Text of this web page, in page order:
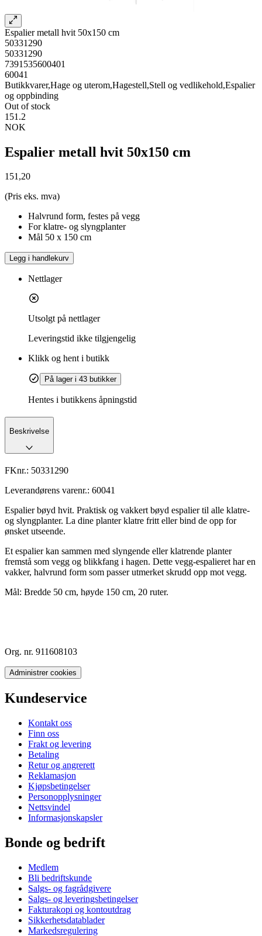
Espalier metall hvit 50x150 cm
50331290
50331290
7391535600401
60041
Butikkvarer,Hage og uterom,Hagestell,Stell og vedlikehold,Espalier
og oppbinding
Out of stock
151.2
NOK
Espalier metall hvit 50x150 cm
151,20
(Pris eks. mva)
Halvrund form, festes på vegg
For klatre- og slyngplanter
Mål 50 x 150 cm
Legg i handlekurv
Nettlager
Utsolgt på nettlager
Leveringstid ikke tilgjengelig
Klikk og hent i butikk
På lager i 43 butikker
Hentes i butikkens åpningstid
Beskrivelse
FKnr.: 50331290
Leverandørens varenr.: 60041
Espalier bøyd hvit. Praktisk og vakkert bøyd espalier til alle klatre-
og slyngplanter. La dine planter klatre fritt eller bind de opp for
ønsket utseende.
Et espalier kan sammen med slyngende eller klatrende planter
fremstå som vegg og blikkfang i hagen. Dette vegg-espalieret har en
vakker, halvrund form som passer utmerket skrudd opp mot vegg.
Mål: Bredde 50 cm, høyde 150 cm, 20 ruter.
Org. nr. 911608103
Administrer cookies
Kundeservice
Kontakt oss
Finn oss
Frakt og levering
Betaling
Retur og angrerett
Reklamasjon
Kjøpsbetingelser
Personopplysninger
Nettsvindel
Informasjonskapsler
Bonde og bedrift
Medlem
Bli bedriftskunde
Salgs- og fagrådgivere
Salgs- og leveringsbetingelser
Fakturakopi og kontoutdrag
Sikkerhetsdatablader
Markedsregulering